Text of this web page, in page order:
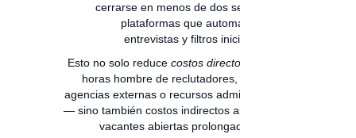
cerrarse en menos de dos semanas en
plataformas que automatizan
entrevistas y filtros iniciales.
Esto no solo reduce costos directos
horas hombre de reclutadores, uso de
agencias externas o recursos administrativos
— sino también costos indirectos asociados a
vacantes abiertas prolongadas.